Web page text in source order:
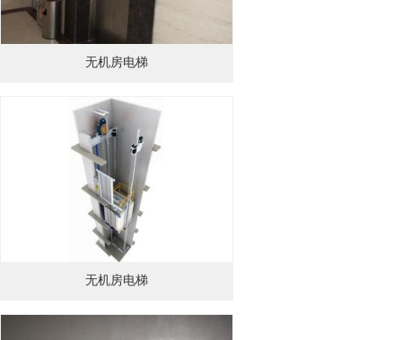
无机房电梯
无机房电梯